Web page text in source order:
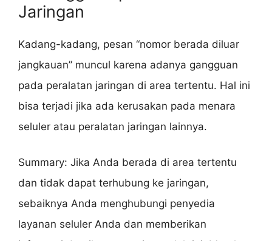
Jaringan
Kadang-kadang, pesan “nomor berada diluar
jangkauan” muncul karena adanya gangguan
pada peralatan jaringan di area tertentu. Hal ini
bisa terjadi jika ada kerusakan pada menara
seluler atau peralatan jaringan lainnya.
Summary: Jika Anda berada di area tertentu
dan tidak dapat terhubung ke jaringan,
sebaiknya Anda menghubungi penyedia
layanan seluler Anda dan memberikan